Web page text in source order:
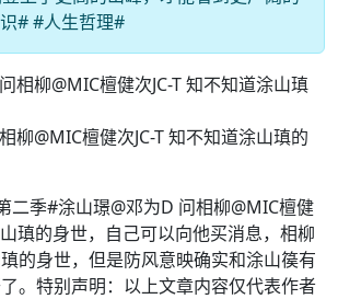
# #人生哲理#
柳@MIC檀健次JC-T 知不知道涂山瑱的
二季#涂山璟@邓为D 问相柳@MIC檀健
瑱的身世，自己可以向他买消息，相柳
的身世，但是防风意映确实和涂山篌有
。特别声明：以上文章内容仅代表作者